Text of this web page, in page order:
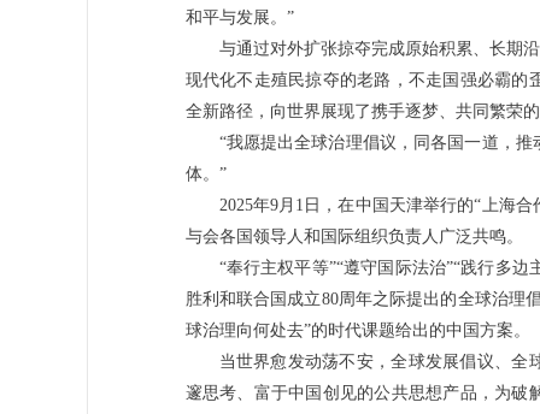
和平与发展。”
与通过对外扩张掠夺完成原始积累、长期
现代化不走殖民掠夺的老路，不走国强必霸
全新路径，向世界展现了携手逐梦、共同繁荣
“我愿提出全球治理倡议，同各国一道，
体。”
2025年9月1日，在中国天津举行的“上海
与会各国领导人和国际组织负责人广泛共鸣。
“奉行主权平等”“遵守国际法治”“践行多
胜利和联合国成立80周年之际提出的全球治理
球治理向何处去”的时代课题给出的中国方案。
当世界愈发动荡不安，全球发展倡议、
邃思考、富于中国创见的公共思想产品，为